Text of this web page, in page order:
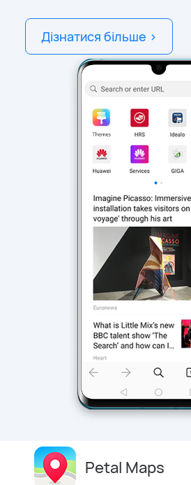
Дізнатися більше >
Petal Maps